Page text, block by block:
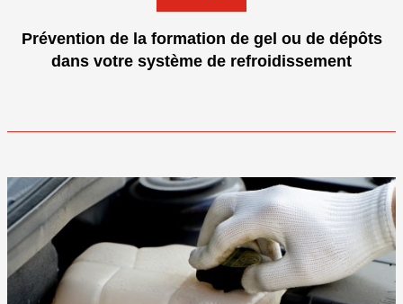
Prévention de la formation de gel ou de dépôts
dans votre système de refroidissement